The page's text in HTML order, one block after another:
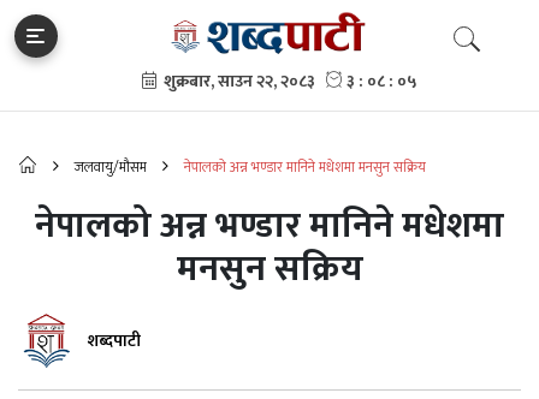
जलवायु/मौसम नेपालको अन्न भण्डार मानिने मधेशमा मनसुन सक्रिय
नेपालको अन्न भण्डार मानिने मधेशमा
मनसुन सक्रिय
शब्दपाटी